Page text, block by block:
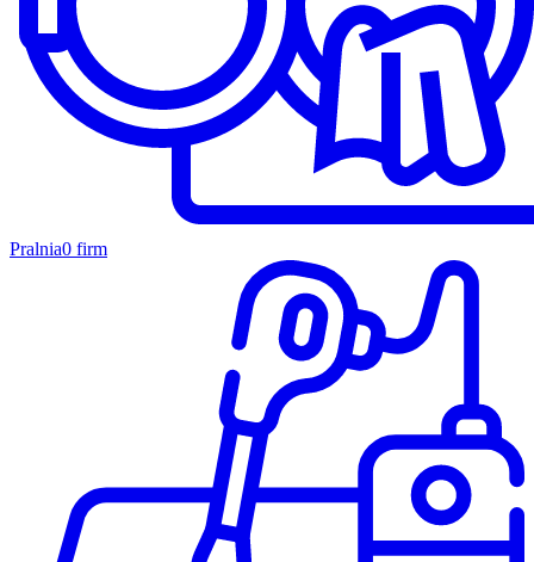
Pralnia0 firm